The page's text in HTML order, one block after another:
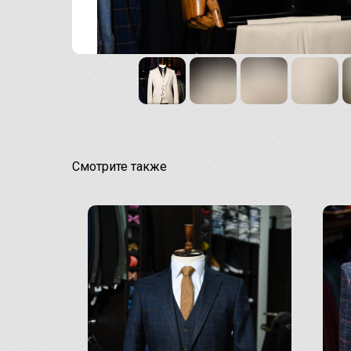
Смотрите также